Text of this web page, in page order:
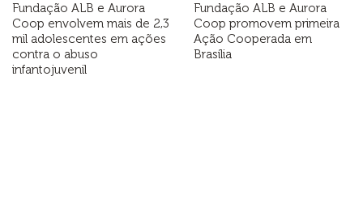
Fundação ALB e Aurora
Coop envolvem mais de 2,3
mil adolescentes em ações
contra o abuso
infantojuvenil
Fundação ALB e Aurora
Coop promovem primeira
Ação Cooperada em
Brasília